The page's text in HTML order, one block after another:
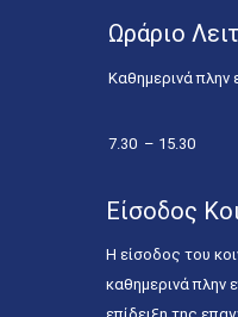
Ωράριο
Καθημερινά πλην
7.30 – 15.30
Είσοδος
Η είσοδος του
καθημερινά πλην